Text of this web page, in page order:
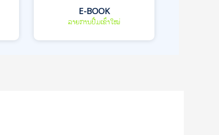
E-BOOK
ລາຍການປື້ມເຂົ້າໃໝ່